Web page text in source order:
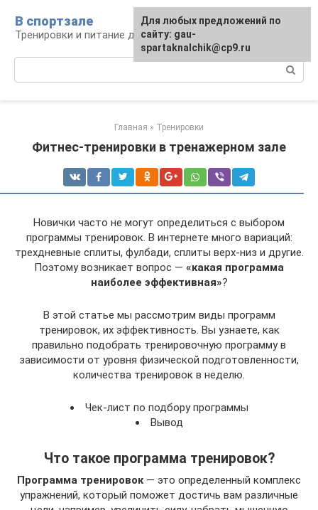
контенту
В спортзале
Тренировки и питание для здоровья
Главная » Тренировки
Фитнес-тренировки в тренажерном зале
Новички часто не могут определиться с выбором
программы тренировок. В интернете много вариаций:
трехдневные сплиты, фулбади, сплиты верх-низ и другие.
Поэтому возникает вопрос — «какая программа
наиболее эффективная»?
В этой статье мы рассмотрим виды программ
тренировок, их эффективность. Вы узнаете, как
правильно подобрать тренировочную программу в
зависимости от уровня физической подготовленности,
количества тренировок в неделю.
Чек-лист по подбору программы
Вывод
Что такое программа тренировок?
Программа тренировок— это определенный комплекс
упражнений, который поможет достичь вам различные
Для любых предложений по
сайту: gau-
spartaknalchik@cp9.ru